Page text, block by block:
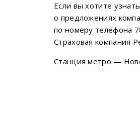
Если вы хотите
о предложениях
по номеру телефона
Страховая компания
Станция метро —